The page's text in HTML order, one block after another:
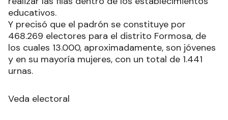
educativos.
Y precisó que el padrón se constituye por
468.269 electores para el distrito Formosa, de
los cuales 13.000, aproximadamente, son jóvenes
y en su mayoría mujeres, con un total de 1.441
urnas.
Veda electoral